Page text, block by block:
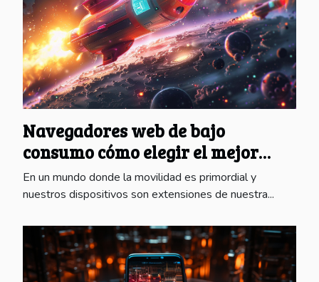
Navegadores web de bajo
consumo cómo elegir el mejor
para maximizar la duración de la
batería
En un mundo donde la movilidad es primordial y
nuestros dispositivos son extensiones de nuestra...